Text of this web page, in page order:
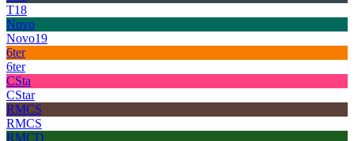
T18
Novo
Novo19
6ter
6ter
CSta
CStar
RMCS
RMCS
RMCD